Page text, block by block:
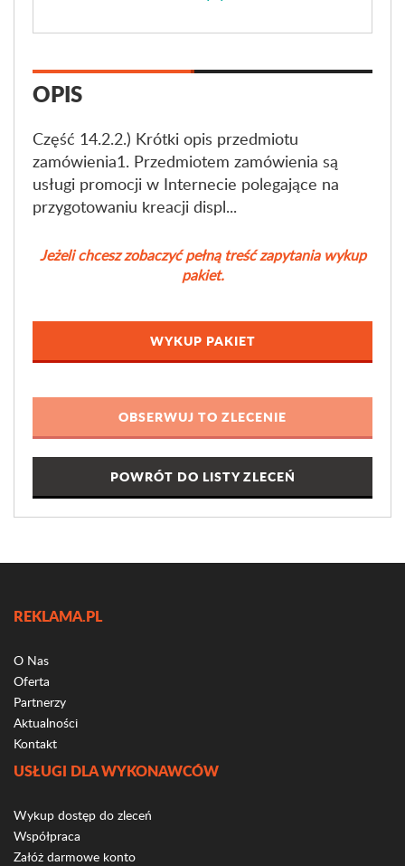
OPIS
Część 14.2.2.) Krótki opis przedmiotu
zamówienia1. Przedmiotem zamówienia są
usługi promocji w Internecie polegające na
przygotowaniu kreacji displ...
Jeżeli chcesz zobaczyć pełną treść zapytania wykup
pakiet.
WYKUP PAKIET
POWRÓT DO LISTY ZLECEŃ
REKLAMA.PL
O Nas
Oferta
Partnerzy
Aktualności
Kontakt
USŁUGI DLA WYKONAWCÓW
Wykup dostęp do zleceń
Współpraca
Załóż darmowe konto